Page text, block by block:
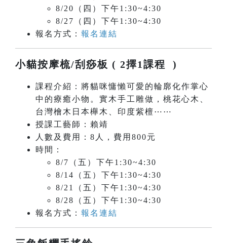
8/20（四）下午1:30~4:30
8/27（四）下午1:30~4:30
報名方式： 報名連結
小貓按摩梳/刮痧板 ( 2擇1課程 )
課程介紹：將貓咪慵懶可愛的輪廓化作掌心
中的療癒小物。實木手工雕做，桃花心木、
台灣檜木日本櫸木、印度紫檀⋯⋯
授課工藝師：賴靖
人數及費用：8人，費用800元
時間：
8/7（五）下午1:30~4:30
8/14（五）下午1:30~4:30
8/21（五）下午1:30~4:30
8/28（五）下午1:30~4:30
報名方式： 報名連結